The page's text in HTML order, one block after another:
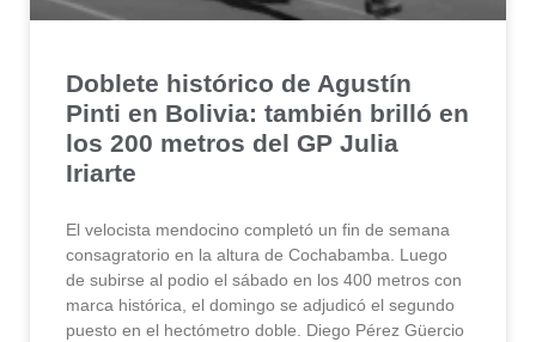
Doblete histórico de Agustín
Pinti en Bolivia: también brilló en
los 200 metros del GP Julia
Iriarte
El velocista mendocino completó un fin de semana
consagratorio en la altura de Cochabamba. Luego
de subirse al podio el sábado en los 400 metros con
marca histórica, el domingo se adjudicó el segundo
puesto en el hectómetro doble. Diego Pérez Güercio